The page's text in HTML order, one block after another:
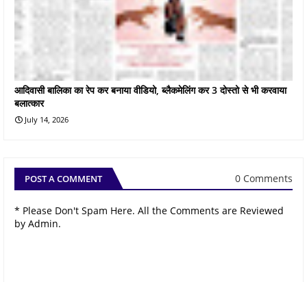
आदिवासी बालिका का रेप कर बनाया वीडियो, ब्लैकमेलिंग कर 3 दोस्तो से भी करवाया
बलात्कार
July 14, 2026
POST A COMMENT 0 Comments
* Please Don't Spam Here. All the Comments are Reviewed
by Admin.